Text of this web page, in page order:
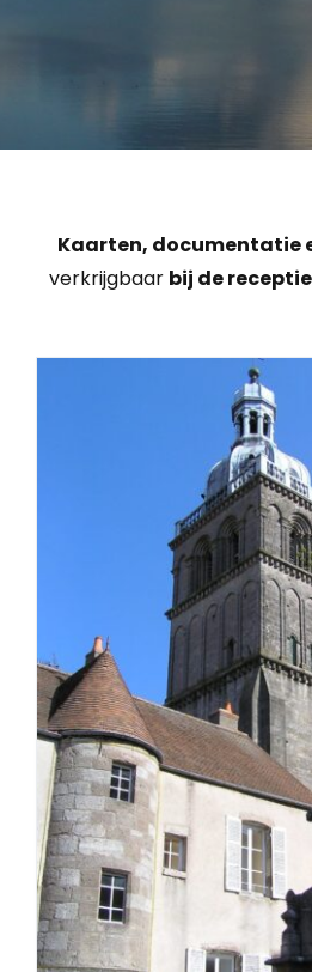
Kaarten, documentatie
verkrijgbaar bij de